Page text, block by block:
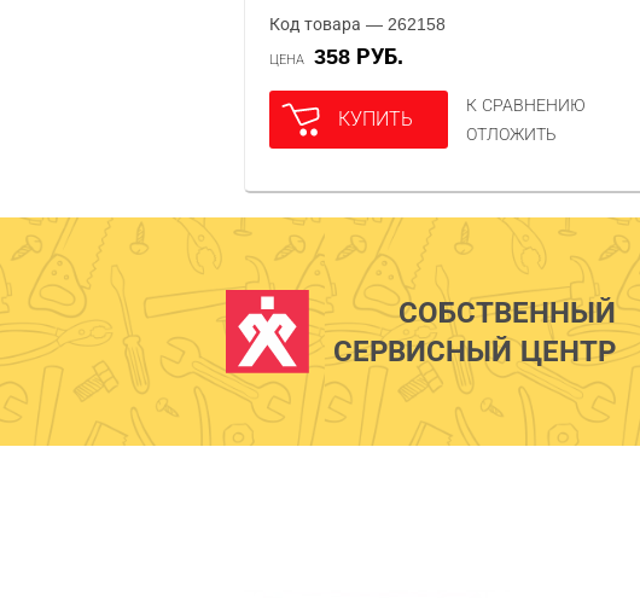
Код товара — 262158
ЦЕНА 358 РУБ.
КУПИТЬ
К СРАВНЕНИЮ
ОТЛОЖИТЬ
СОБСТВЕННЫЙ
СЕРВИСНЫЙ ЦЕНТР